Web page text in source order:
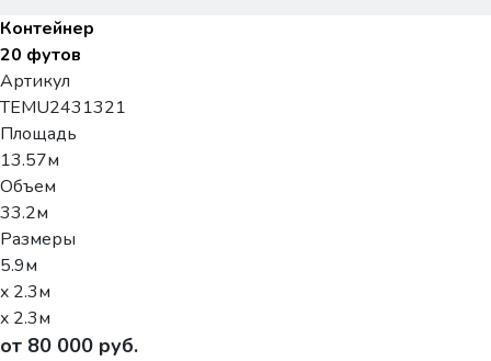
Контейнер
20 футов
Артикул
TEMU2431321
Площадь
13.57м
Объем
33.2м
Размеры
5.9м
x 2.3м
x 2.3м
от 80 000 руб.